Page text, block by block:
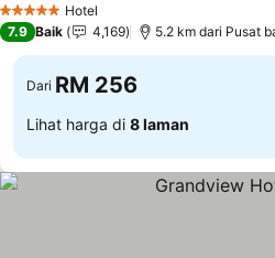
5 Bintang Hotel
7.9 Baik 4,169 5.2 km dari Pusat
Dari RM 256
Lihat harga di 8 laman